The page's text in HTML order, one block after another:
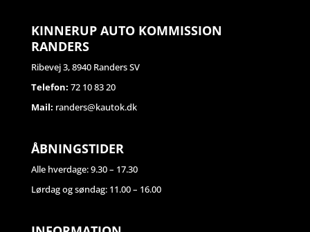
KINNERUP AUTO KOMMISSION
RANDERS
Ribevej 3, 8940 Randers SV
Telefon: 72 10 83 20
Mail: randers@kautok.dk
ÅBNINGSTIDER
Alle hverdage: 9.30 – 17.30
Lørdag og søndag: 11.00 – 16.00